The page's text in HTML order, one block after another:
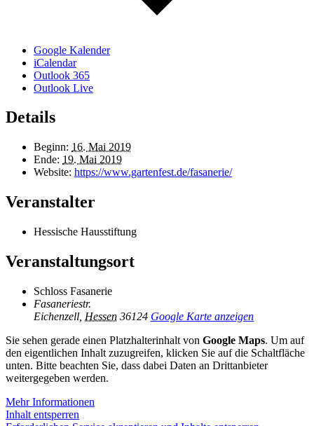
Google Kalender
iCalendar
Outlook 365
Outlook Live
Details
Beginn: 16. Mai 2019
Ende: 19. Mai 2019
Website: https://www.gartenfest.de/fasanerie/
Veranstalter
Hessische Hausstiftung
Veranstaltungsort
Schloss Fasanerie
Fasaneriestr.
Eichenzell Hessen 36124 Google Karte anzeigen
Sie sehen gerade einen Platzhalterinhalt von Google Maps. Um auf
den eigentlichen Inhalt zuzugreifen, klicken Sie auf die Schaltfläche
unten. Bitte beachten Sie, dass dabei Daten an Drittanbieter
weitergegeben werden.
Mehr Informationen
Inhalt entsperren